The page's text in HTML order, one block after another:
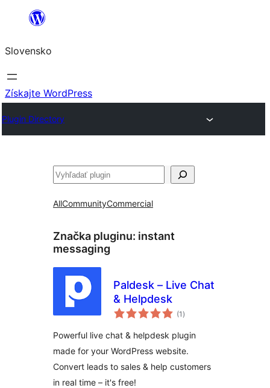
Prejsť
obsah
Slovensko
Získajte WordPress
Plugin Directory
Hľadať
AllCommunityCommercial
Značka pluginu: instant
messaging
Paldesk – Live Chat
& Helpdesk
(1 celkové
hodnotenie
)
Powerful live chat & helpdesk plugin
made for your WordPress website.
Convert leads to sales & help customers
in real time – it's free!